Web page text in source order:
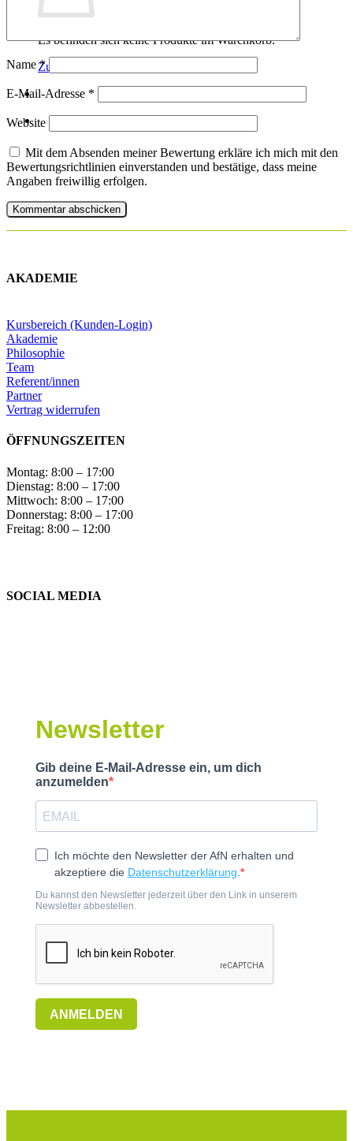
Es befinden sich keine Produkte im Warenkorb.
Zurück zum Shop
Name*
E-Mail-Adresse *
Website
Mit dem Absenden meiner Bewertung erkläre ich mich mit den
Bewertungsrichtlinien einverstanden und bestätige, dass meine
Angaben freiwillig erfolgen.
AKADEMIE
Kursbereich (Kunden-Login)
Akademie
Philosophie
Team
Referent/innen
Partner
Vertrag widerrufen
ÖFFNUNGSZEITEN
Montag: 8:00 – 17:00
Dienstag: 8:00 – 17:00
Mittwoch: 8:00 – 17:00
Donnerstag: 8:00 – 17:00
Freitag: 8:00 – 12:00
SOCIAL MEDIA
Newsletter
Gib deine E-Mail-Adresse ein, um dich
anzumelden
Ich möchte den Newsletter der AfN erhalten und
akzeptiere die Datenschutzerklärung
Du kannst den Newsletter jederzeit über den Link in unserem
Newsletter abbestellen.
ANMELDEN